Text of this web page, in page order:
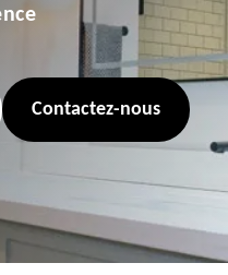
Contactez-nous